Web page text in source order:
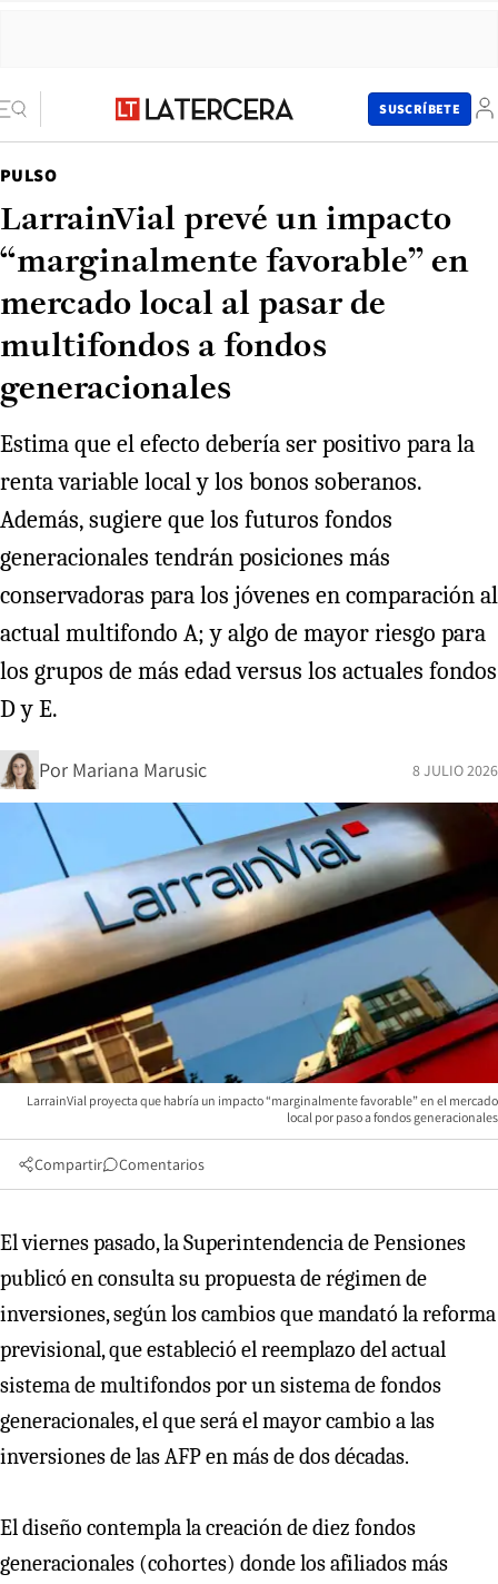
SUSCRÍBETE
PULSO
LarrainVial prevé un impacto
“marginalmente favorable” en
mercado local al pasar de
multifondos a fondos
generacionales
Estima que el efecto debería ser positivo para la
renta variable local y los bonos soberanos.
Además, sugiere que los futuros fondos
generacionales tendrán posiciones más
conservadoras para los jóvenes en comparación al
actual multifondo A; y algo de mayor riesgo para
los grupos de más edad versus los actuales fondos
D y E.
Por Mariana Marusic 8 JULIO 2026
LarrainVial proyecta que habría un impacto “marginalmente favorable” en el mercado
local por paso a fondos generacionales
Compartir Comentarios
El viernes pasado, la Superintendencia de Pensiones
publicó en consulta su propuesta de régimen de
inversiones, según los cambios que mandató la reforma
previsional, que estableció el reemplazo del actual
sistema de multifondos por un sistema de fondos
generacionales, el que será el mayor cambio a las
inversiones de las AFP en más de dos décadas.
El diseño contempla la creación de diez fondos
generacionales (cohortes) donde los afiliados más